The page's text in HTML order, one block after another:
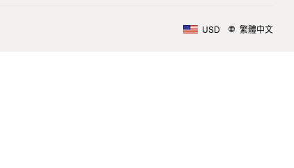
USD 繁體中文